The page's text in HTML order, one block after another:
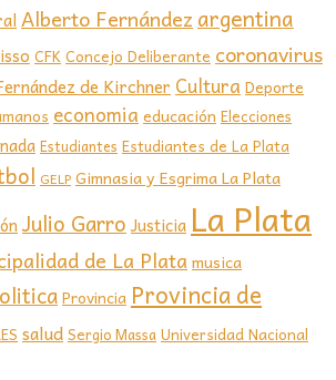
Alberto Fernández argentina
CFKConcejo Deliberante coronavirus
de Kirchner Cultura Deporte
economia educación Elecciones
Estudiantes Estudiantes de La Plata
GELP Gimnasia y Esgrima La Plata
Julio Garro Justicia La Plata
de La Plata musica
Provincia Provincia de
saludSergio MassaUniversidad Nacional